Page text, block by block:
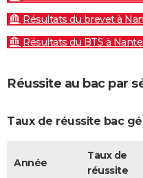
Résultats du brevet à
Résultats du BTS à
Réussite au bac par
Taux de réussite bac
Année
Taux de
réussite